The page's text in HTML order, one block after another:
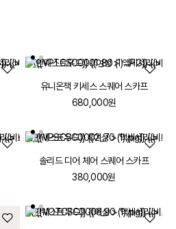
유니온잭 키세스 스퀘어 스카프
680,000원
솔리드 디어 체어 스퀘어 스카프
380,000원